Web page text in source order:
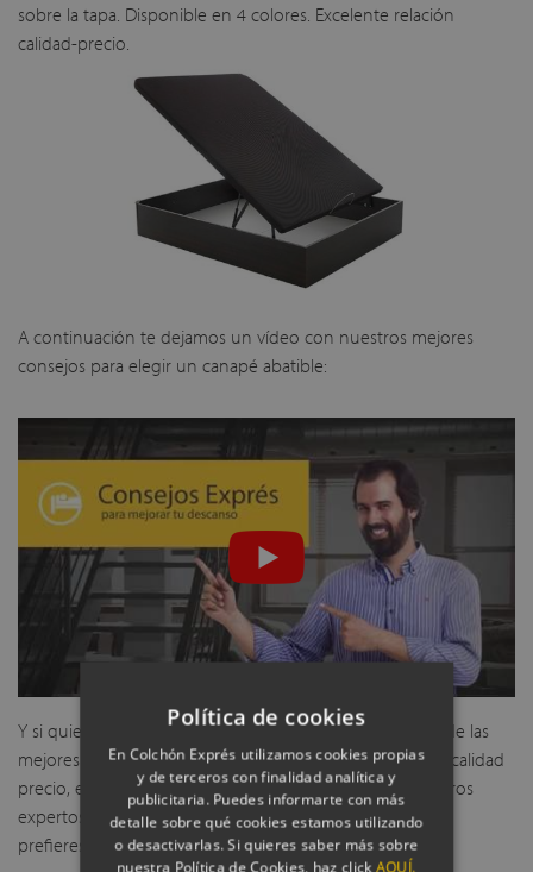
sobre la tapa. Disponible en 4 colores. Excelente relación
calidad-precio.
A continuación te dejamos un vídeo con nuestros mejores
consejos para elegir un canapé abatible:
Y si quieres hacerte con una cama con canapé, de una de las
mejores marcas españolas y con una excelente relación calidad
precio, entra en nuestra web o habla con uno de nuestros
expertos en el teléfono gratuito 900 897 956 o bien si lo
prefieres, a través del chat.
Política de cookies
En Colchón Exprés utilizamos cookies propias
y de terceros con finalidad analítica y
publicitaria. Puedes informarte con más
detalle sobre qué cookies estamos utilizando
o desactivarlas. Si quieres saber más sobre
nuestra Política de Cookies, haz clickAQUÍ.